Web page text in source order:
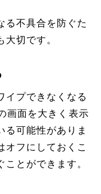
る不具合を防ぐた
切です。
イプできなくなる
画面を大きく表示
る可能性がありま
オフにしておくこ
とができます。